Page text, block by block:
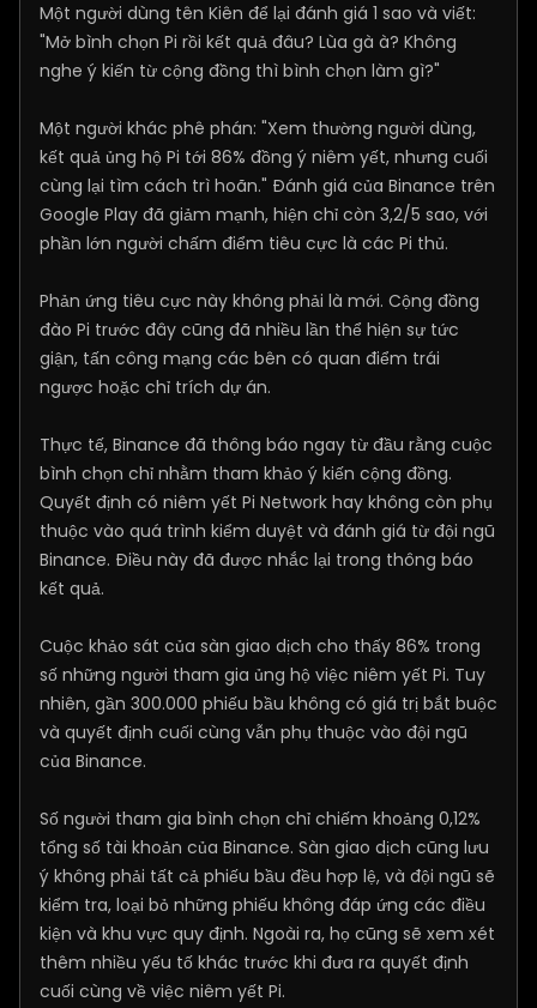
Một người dùng tên Kiên để lại đánh giá 1 sao và viết:
"Mở bình chọn Pi rồi kết quả đâu? Lùa gà à? Không
nghe ý kiến từ cộng đồng thì bình chọn làm gì?"
Một người khác phê phán: "Xem thường người dùng,
kết quả ủng hộ Pi tới 86% đồng ý niêm yết, nhưng cuối
cùng lại tìm cách trì hoãn." Đánh giá của Binance trên
Google Play đã giảm mạnh, hiện chỉ còn 3,2/5 sao, với
phần lớn người chấm điểm tiêu cực là các Pi thủ.
Phản ứng tiêu cực này không phải là mới. Cộng đồng
đào Pi trước đây cũng đã nhiều lần thể hiện sự tức
giận, tấn công mạng các bên có quan điểm trái
ngược hoặc chỉ trích dự án.
Thực tế, Binance đã thông báo ngay từ đầu rằng cuộc
bình chọn chỉ nhằm tham khảo ý kiến cộng đồng.
Quyết định có niêm yết Pi Network hay không còn phụ
thuộc vào quá trình kiểm duyệt và đánh giá từ đội ngũ
Binance. Điều này đã được nhắc lại trong thông báo
kết quả.
Cuộc khảo sát của sàn giao dịch cho thấy 86% trong
số những người tham gia ủng hộ việc niêm yết Pi. Tuy
nhiên, gần 300.000 phiếu bầu không có giá trị bắt buộc
và quyết định cuối cùng vẫn phụ thuộc vào đội ngũ
của Binance.
Số người tham gia bình chọn chỉ chiếm khoảng 0,12%
tổng số tài khoản của Binance. Sàn giao dịch cũng lưu
ý không phải tất cả phiếu bầu đều hợp lệ, và đội ngũ sẽ
kiểm tra, loại bỏ những phiếu không đáp ứng các điều
kiện và khu vực quy định. Ngoài ra, họ cũng sẽ xem xét
thêm nhiều yếu tố khác trước khi đưa ra quyết định
cuối cùng về việc niêm yết Pi.